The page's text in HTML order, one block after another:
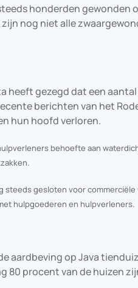
honderden gewonden
nog niet alle
heeft gezegd dat een
berichten van het
hun hoofd verloren.
behoefte aan
steeds gesloten voor
hulpgoederen en hulpverleners.
aardbeving op Java
80 procent van de huizen